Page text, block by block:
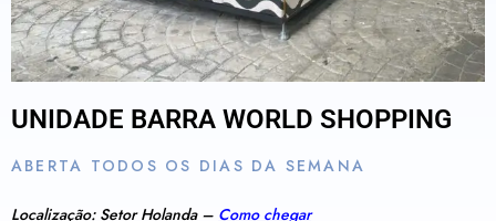
UNIDADE BARRA WORLD SHOPPING
ABERTA TODOS OS DIAS DA SEMANA
Localização: Setor Holanda – Como chegar